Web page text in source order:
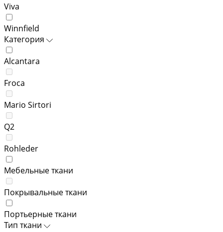
Viva
Winnfield
Категория
Alcantara
Froca
Mario Sirtori
Q2
Rohleder
Мебельные ткани
Покрывальные ткани
Портьерные ткани
Тип ткани